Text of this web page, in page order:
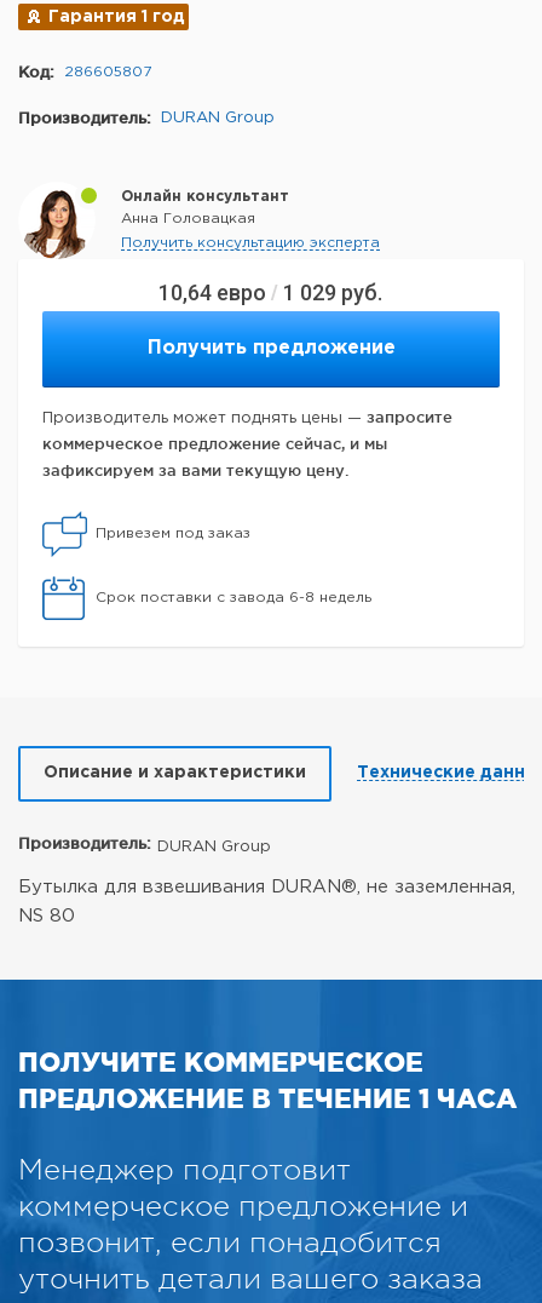
10,64 евро / 1 029 руб.
Получить предложение
Производитель может поднять цены — запросите
коммерческое предложение сейчас, и мы
зафиксируем за вами текущую цену.
Привезем под заказ
Срок поставки с завода 6-8 недель
Гарантия 1 год
Код: 286605807
Производитель: DURAN Group
Онлайн консультант
Анна Головацкая
Получить консультацию эксперта
Описание и характеристики Технические
Производитель: DURAN Group
Бутылка для взвешивания DURAN®, не заземленная,
NS 80
ПОЛУЧИТЕ КОММЕРЧЕСКОЕ
ПРЕДЛОЖЕНИЕ В ТЕЧЕНИЕ 1 ЧАСА
Менеджер подготовит
коммерческое предложение и
позвонит, если понадобится
уточнить детали вашего заказа